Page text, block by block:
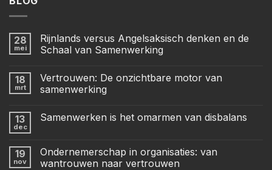
28
mei
Rijnlands versus Angelsaksisch denken en de
Schaal van Samenwerking
18
mrt
Vertrouwen: De onzichtbare motor van
samenwerking
13
dec
Samenwerken is het omarmen van disbalans
19
nov
Ondernemerschap in organisaties: van
wantrouwen naar vertrouwen